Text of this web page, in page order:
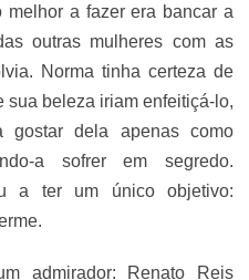
a fazer era bancar a
outras mulheres com as
Norma tinha certeza de
sua beleza iriam enfeitiçá-lo,
gostar dela apenas como
a sofrer em segredo.
a ter um único objetivo:
admirador: Renato Reis